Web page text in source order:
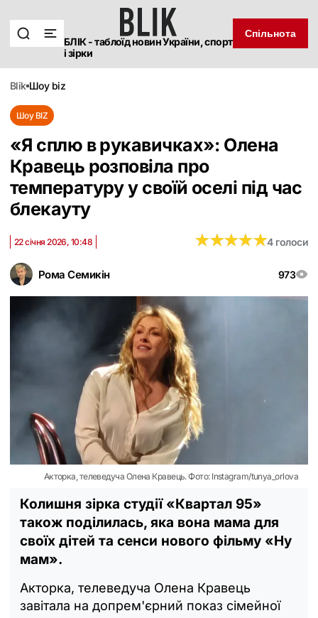
БЛІК - таблоїд новин України, спорт
і зірки
Спільнота
blik шоу biz
Шоу BIZ
«Я сплю в рукавичках»: Олена
Кравець розповіла про
температуру у своїй оселі під час
блекауту
Рома Семикін 973
22 січня 2026, 10:48 ★★★★★
★★★★★4 голоси
Акторка, телеведуча Олена Кравець. Фото: Instagram/tunya_orlova
Колишня зірка студії «Квартал 95»
також поділилась, яка вона мама для
своїх дітей та сенси нового фільму «Ну
мам».
Акторка, телеведуча Олена Кравець
завітала на допрем'єрний показ сімейної